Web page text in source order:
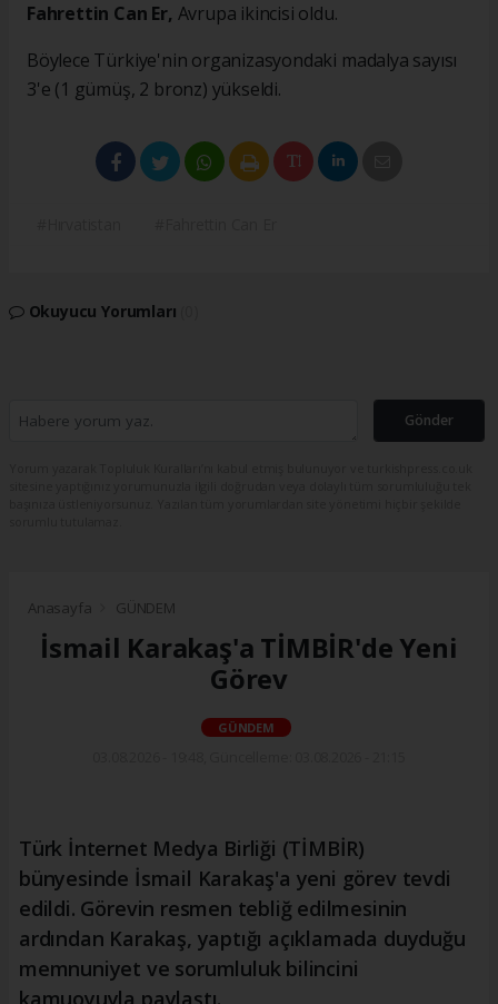
Fahrettin Can Er, Avrupa ikincisi oldu.
Böylece Türkiye'nin organizasyondaki madalya sayısı
3'e (1 gümüş, 2 bronz) yükseldi.
Okuyucu Yorumları
Gönder
Anasayfa GÜNDEM
İsmail Karakaş'a TİMBİR'de Yeni
Görev
GÜNDEM
Türk İnternet Medya Birliği (TİMBİR)
bünyesinde İsmail Karakaş'a yeni görev tevdi
edildi. Görevin resmen tebliğ edilmesinin
ardından Karakaş, yaptığı açıklamada duyduğu
memnuniyet ve sorumluluk bilincini
kamuoyuyla paylaştı.